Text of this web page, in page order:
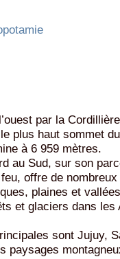
par la
plus haut sommet
à 6 959 mètres.
au Sud, sur son
offre de
plaines et
et glaciers dans les
sont Jujuy,
paysages